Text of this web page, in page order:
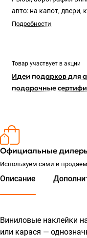
авто: на капот, двери,
Подробности
Товар участвует в акции
Идеи подарков для
подарочные
Официальные
Используем сами и продаем
Описание
Виниловые наклейки
или карася —